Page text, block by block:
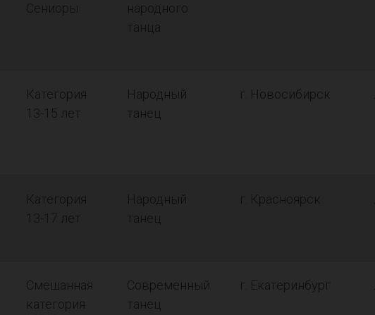
Сениоры
народного
танца
Категория
13-15 лет
Народный
танец
г. Новосибирск
Категория
13-17 лет
Народный
танец
г. Красноярск
Смешанная
категория
Современный
танец
г. Екатеринбург